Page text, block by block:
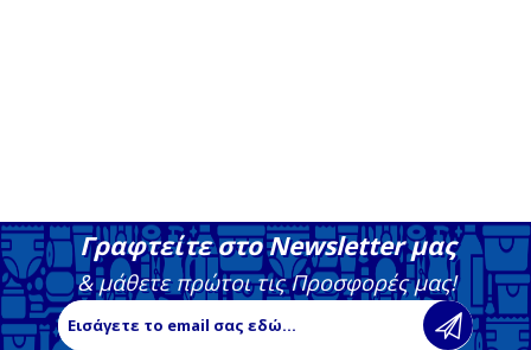
Γραφτείτε στο Newsletter μας
& μάθετε πρώτοι τις Προσφορές μας!